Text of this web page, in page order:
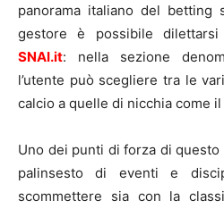
panorama italiano del betting
gestore è possibile
SNAI.it: nella sezione
l’utente può scegliere tra le
calcio a quelle di nicchia come
Uno dei punti di forza di questo
palinsesto di eventi e
scommettere sia con la